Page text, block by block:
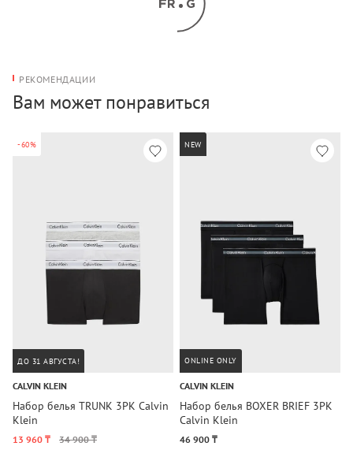
РЕКОМЕНДАЦИИ
Вам может понравиться
-60%
ДО 31 АВГУСТА!
CALVIN KLEIN
Набор белья TRUNK 3PK Calvin
Klein
13 960 ₸ 34 900 ₸
NEW
ONLINE ONLY
CALVIN KLEIN
Набор белья BOXER BRIEF 3PK
Calvin Klein
46 900 ₸